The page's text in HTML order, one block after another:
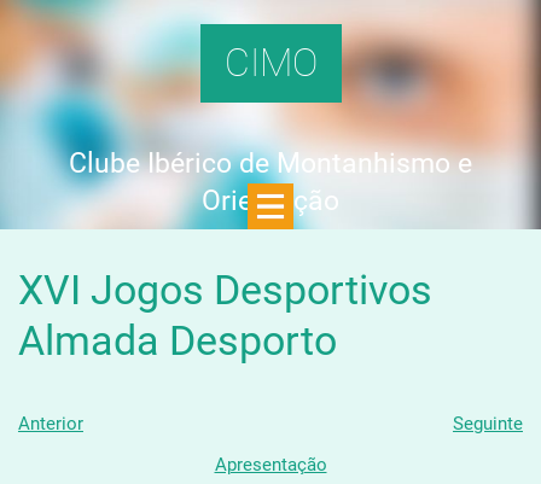
CIMO
Clube Ibérico de Montanhismo e
Orientação
XVI Jogos Desportivos
Almada Desporto
Anterior
Seguinte
Apresentação